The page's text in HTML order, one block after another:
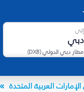
إلى
مطار دبي الدولي(
DXB
)
العربية المتحدة